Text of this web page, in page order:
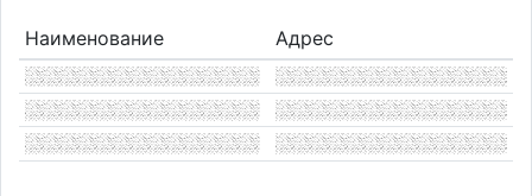
Наименование Адрес